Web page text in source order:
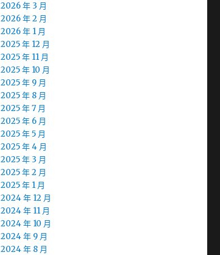
2026 年 3 月
2026 年 2 月
2026 年 1 月
2025 年 12 月
2025 年 11 月
2025 年 10 月
2025 年 9 月
2025 年 8 月
2025 年 7 月
2025 年 6 月
2025 年 5 月
2025 年 4 月
2025 年 3 月
2025 年 2 月
2025 年 1 月
2024 年 12 月
2024 年 11 月
2024 年 10 月
2024 年 9 月
2024 年 8 月